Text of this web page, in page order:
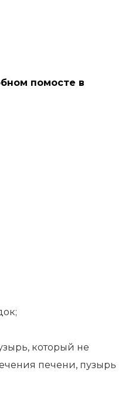
помосте в
который не
печени, пузырь